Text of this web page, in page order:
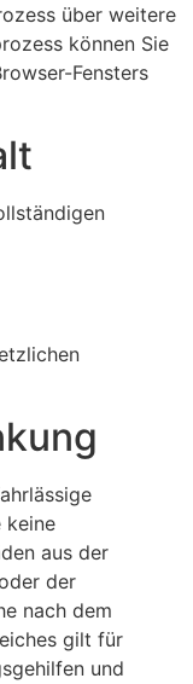
über weitere
können Sie
Fensters
keine
aus der
der
nach dem
gilt für
und